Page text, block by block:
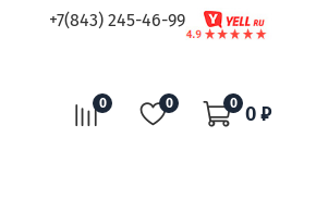
+7(843) 245-46-99
0 0 0 0 ₽